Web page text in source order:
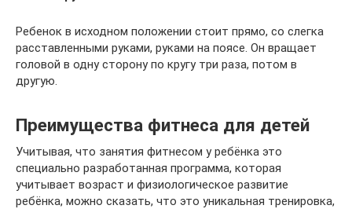
Ребенок в исходном положении стоит прямо, со слегка
расставленными руками, руками на поясе. Он вращает
головой в одну сторону по кругу три раза, потом в
другую.
Преимущества фитнеса для детей
Учитывая, что занятия фитнесом у ребёнка это
специально разработанная программа, которая
учитывает возраст и физиологическое развитие
ребёнка, можно сказать, что это уникальная тренировка,